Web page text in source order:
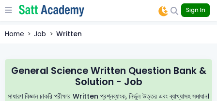
Sign In
Home Job Written
General Science Written Question Bank &
Solution - Job
সাধারণ বিজ্ঞান চাকরি পরীক্ষার Written প্রশ্নব্যাংক, নির্ভুল উত্তর এবং ব্যাখ্যাসহ সমাধান।